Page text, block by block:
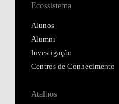
Ecossistema
Alunos
Alumni
Investigação
Centros de Conhecimento
Atalhos